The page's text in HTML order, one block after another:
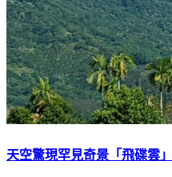
天空驚現罕見奇景「飛碟雲